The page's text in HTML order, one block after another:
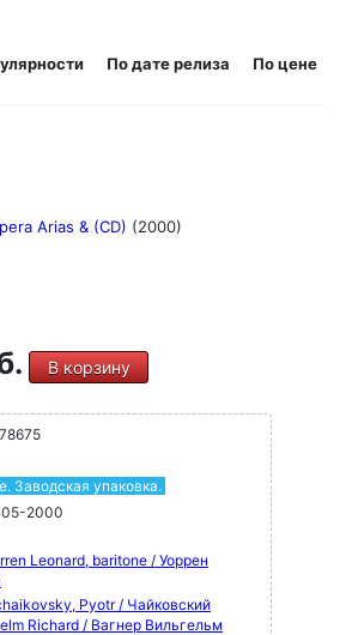
По дате релиза По цене
Arias & (CD) (2000)
В корзину
Заводская упаковка.
2000
Leonard, baritone / Уоррен
Pyotr / Чайковский
Richard / Вагнер Вильгельм